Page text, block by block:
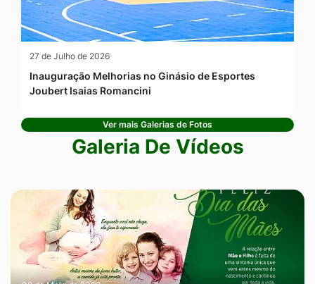
27 de Julho de 2026
Inauguração Melhorias no Ginásio de Esportes
Joubert Isaias Romancini
Ver mais Galerias de Fotos
Galeria De Vídeos